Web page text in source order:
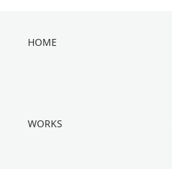
HOME
WORKS